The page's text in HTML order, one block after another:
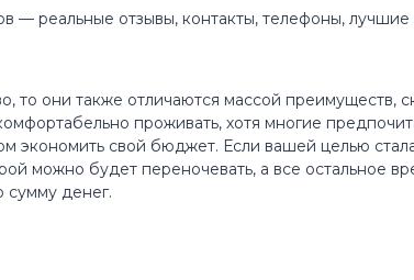
— реальные отзывы, контакты, телефоны,
то они также отличаются массой
проживать, хотя многие
экономить свой бюджет. Если вашей целью
можно будет переночевать, а все остальное
сумму денег.